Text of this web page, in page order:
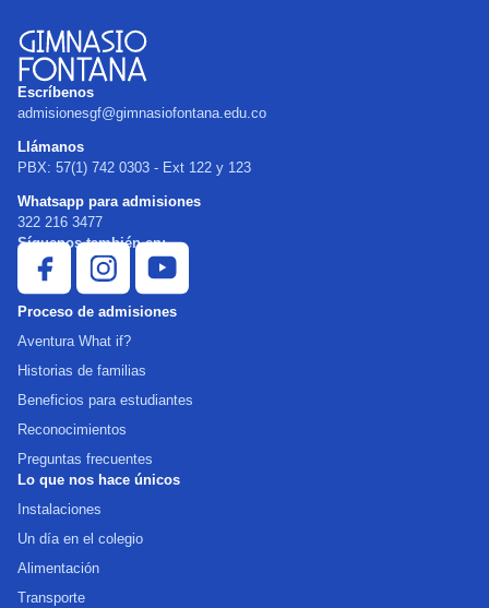
Escríbenos
admisionesgf@gimnasiofontana.edu.co
Llámanos
PBX: 57(1) 742 0303 - Ext 122 y 123
Whatsapp para admisiones
322 216 3477
Síguenos también en:
Proceso de admisiones
Aventura What if?
Historias de familias
Beneficios para estudiantes
Reconocimientos
Preguntas frecuentes
Lo que nos hace únicos
Instalaciones
Un día en el colegio
Alimentación
Transporte